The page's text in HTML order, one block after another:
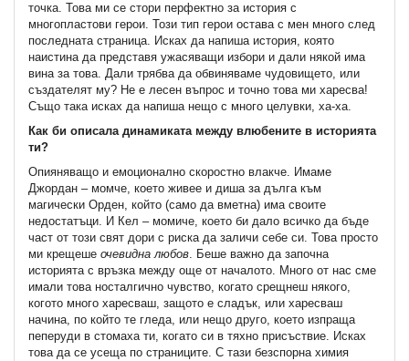
точка. Това ми се стори перфектно за история с
многопластови герои. Този тип герои остава с мен много след
последната страница. Исках да напиша история, която
наистина да представя ужасяващи избори и дали някой има
вина за това. Дали трябва да обвиняваме чудовището, или
създателят му? Не е лесен въпрос и точно това ми харесва!
Също така исках да напиша нещо с много целувки, ха-ха.
Как би описала динамиката между влюбените в историята
ти?
Опияняващо и емоционално скоростно влакче. Имаме
Джордан – момче, което живее и диша за дълга към
магически Орден, който (само да вметна) има своите
недостатъци. И Кел – момиче, което би дало всичко да бъде
част от този свят дори с риска да заличи себе си. Това просто
ми крещеше очевидна любов. Беше важно да започна
историята с връзка между още от началото. Много от нас сме
имали това носталгично чувство, когато срещнеш някого,
когото много харесваш, защото е сладък, или харесваш
начина, по който те гледа, или нещо друго, което изпраща
пеперуди в стомаха ти, когато си в тяхно присъствие. Исках
това да се усеща по страниците. С тази безспорна химия